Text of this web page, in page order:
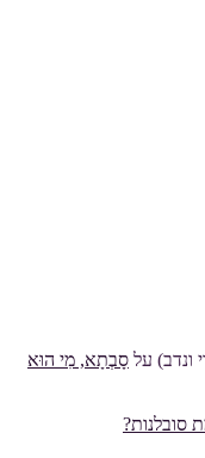
ונדב) על סָבְתָא, מִי הוּא
סובלנות?